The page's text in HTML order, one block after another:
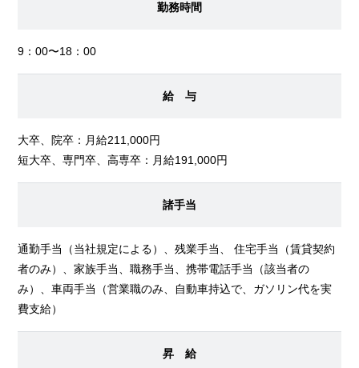
勤務時間
9：00〜18：00
給 与
大卒、院卒：月給211,000円
短大卒、専門卒、高専卒：月給191,000円
諸手当
通勤手当（当社規定による）、残業手当、 住宅手当（賃貸契約
者のみ）、家族手当、職務手当、携帯電話手当（該当者の
み）、車両手当（営業職のみ、自動車持込で、ガソリン代を実
費支給）
昇 給